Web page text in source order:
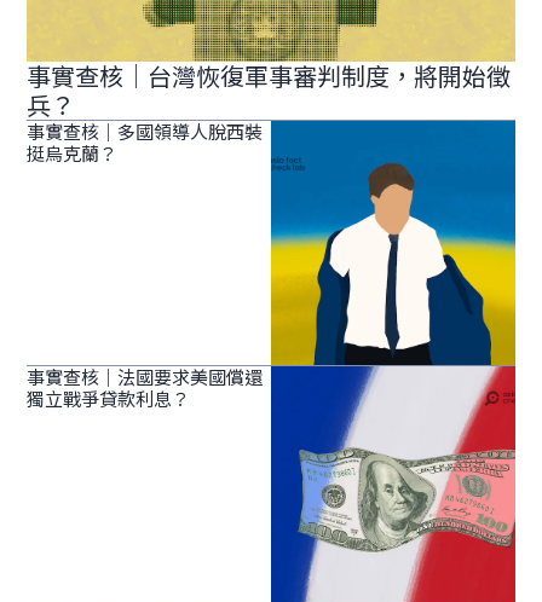
事實查核｜台灣恢復軍事審判制度，將開始徵
兵？
事實查核｜多國領導人脫西裝
挺烏克蘭？
事實查核｜法國要求美國償還
獨立戰爭貸款利息？